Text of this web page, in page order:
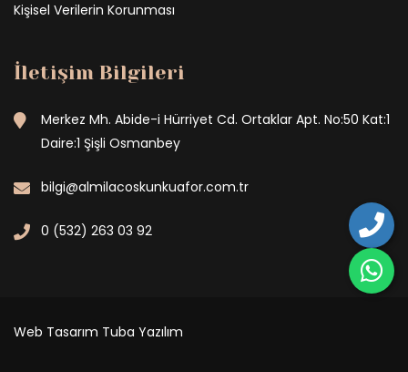
Kişisel Verilerin Korunması
İletişim Bilgileri
Merkez Mh. Abide-i Hürriyet Cd. Ortaklar Apt. No:50 Kat:1
Daire:1 Şişli Osmanbey
bilgi@almilacoskunkuafor.com.tr
0 (532) 263 03 92
Web Tasarım Tuba Yazılım